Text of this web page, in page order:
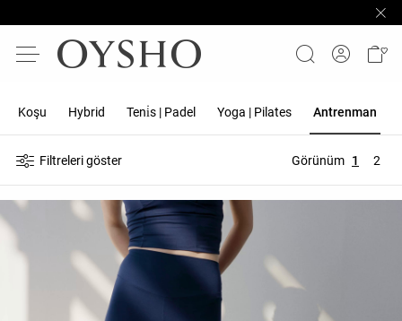
Koşu Hybrid Teni̇s | Padel Yoga | Pilates Antrenman
Filtreleri göster Görünüm 1 2